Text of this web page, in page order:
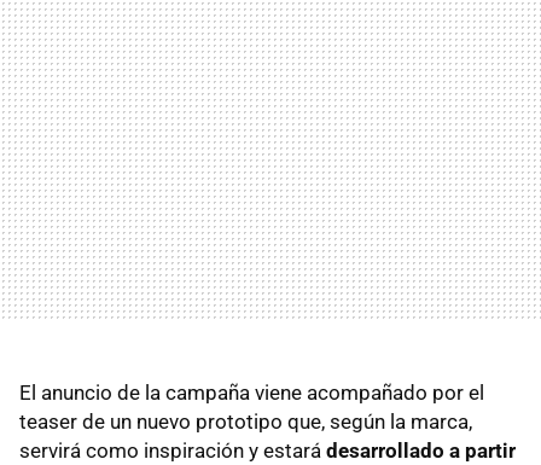
El anuncio de la campaña viene acompañado por el
teaser de un nuevo prototipo que, según la marca,
servirá como inspiración y estará desarrollado a partir